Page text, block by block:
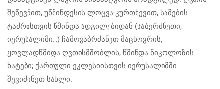
შეწევნით, უწმინდესის ლოცვა-კურთხევით, სამების
ტაძრისთვის წმინდა ადგილებიდან (საბერძნეთი,
იერუსალიმი…) ჩამოვაბრძანეთ მაცხოვრის,
ყოვლადწმიდა ღვთისმშობლის, წმინდა ნიკოლოზის
ხატები; ქართული ეკლესიისთვის იერუსალიმში
შევიძინეთ სახლი.